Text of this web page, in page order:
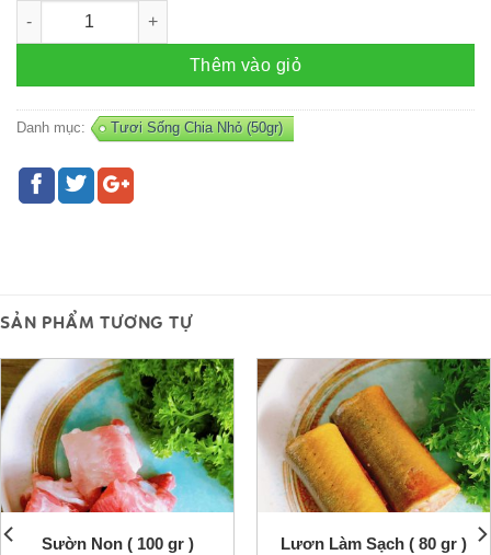
Trứng cá chuồn (50gr) số lượng
Thêm vào giỏ
Danh mục: Tươi Sống Chia Nhỏ (50gr)
SẢN PHẨM TƯƠNG TỰ
Sườn Non ( 100 gr ) Lươn Làm Sạch ( 80 gr )